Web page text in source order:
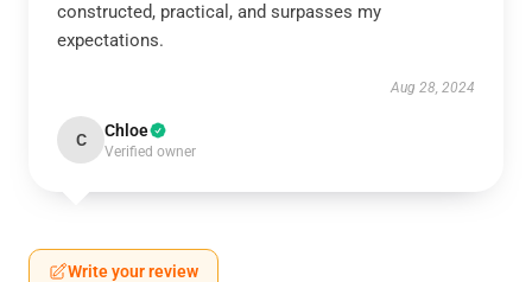
constructed, practical, and surpasses my
expectations.
Aug 28, 2024
C Chloe
Verified owner
Write your review